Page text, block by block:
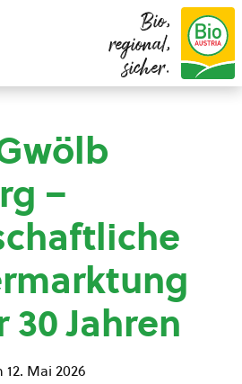
Bio,
regional,
sicher.
–
Jahren
Mai 2026